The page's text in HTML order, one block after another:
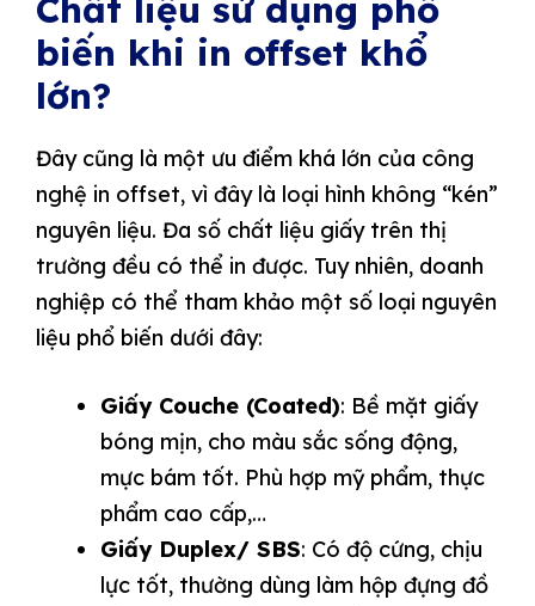
Chất liệu sử dụng phổ
biến khi in offset khổ
lớn?
Đây cũng là một ưu điểm khá lớn của công
nghệ in offset, vì đây là loại hình không “kén”
nguyên liệu. Đa số chất liệu giấy trên thị
trường đều có thể in được. Tuy nhiên, doanh
nghiệp có thể tham khảo một số loại nguyên
liệu phổ biến dưới đây:
Giấy Couche (Coated): Bề mặt giấy
bóng mịn, cho màu sắc sống động,
mực bám tốt. Phù hợp mỹ phẩm, thực
phẩm cao cấp,…
Giấy Duplex/ SBS: Có độ cứng, chịu
lực tốt, thường dùng làm hộp đựng đồ